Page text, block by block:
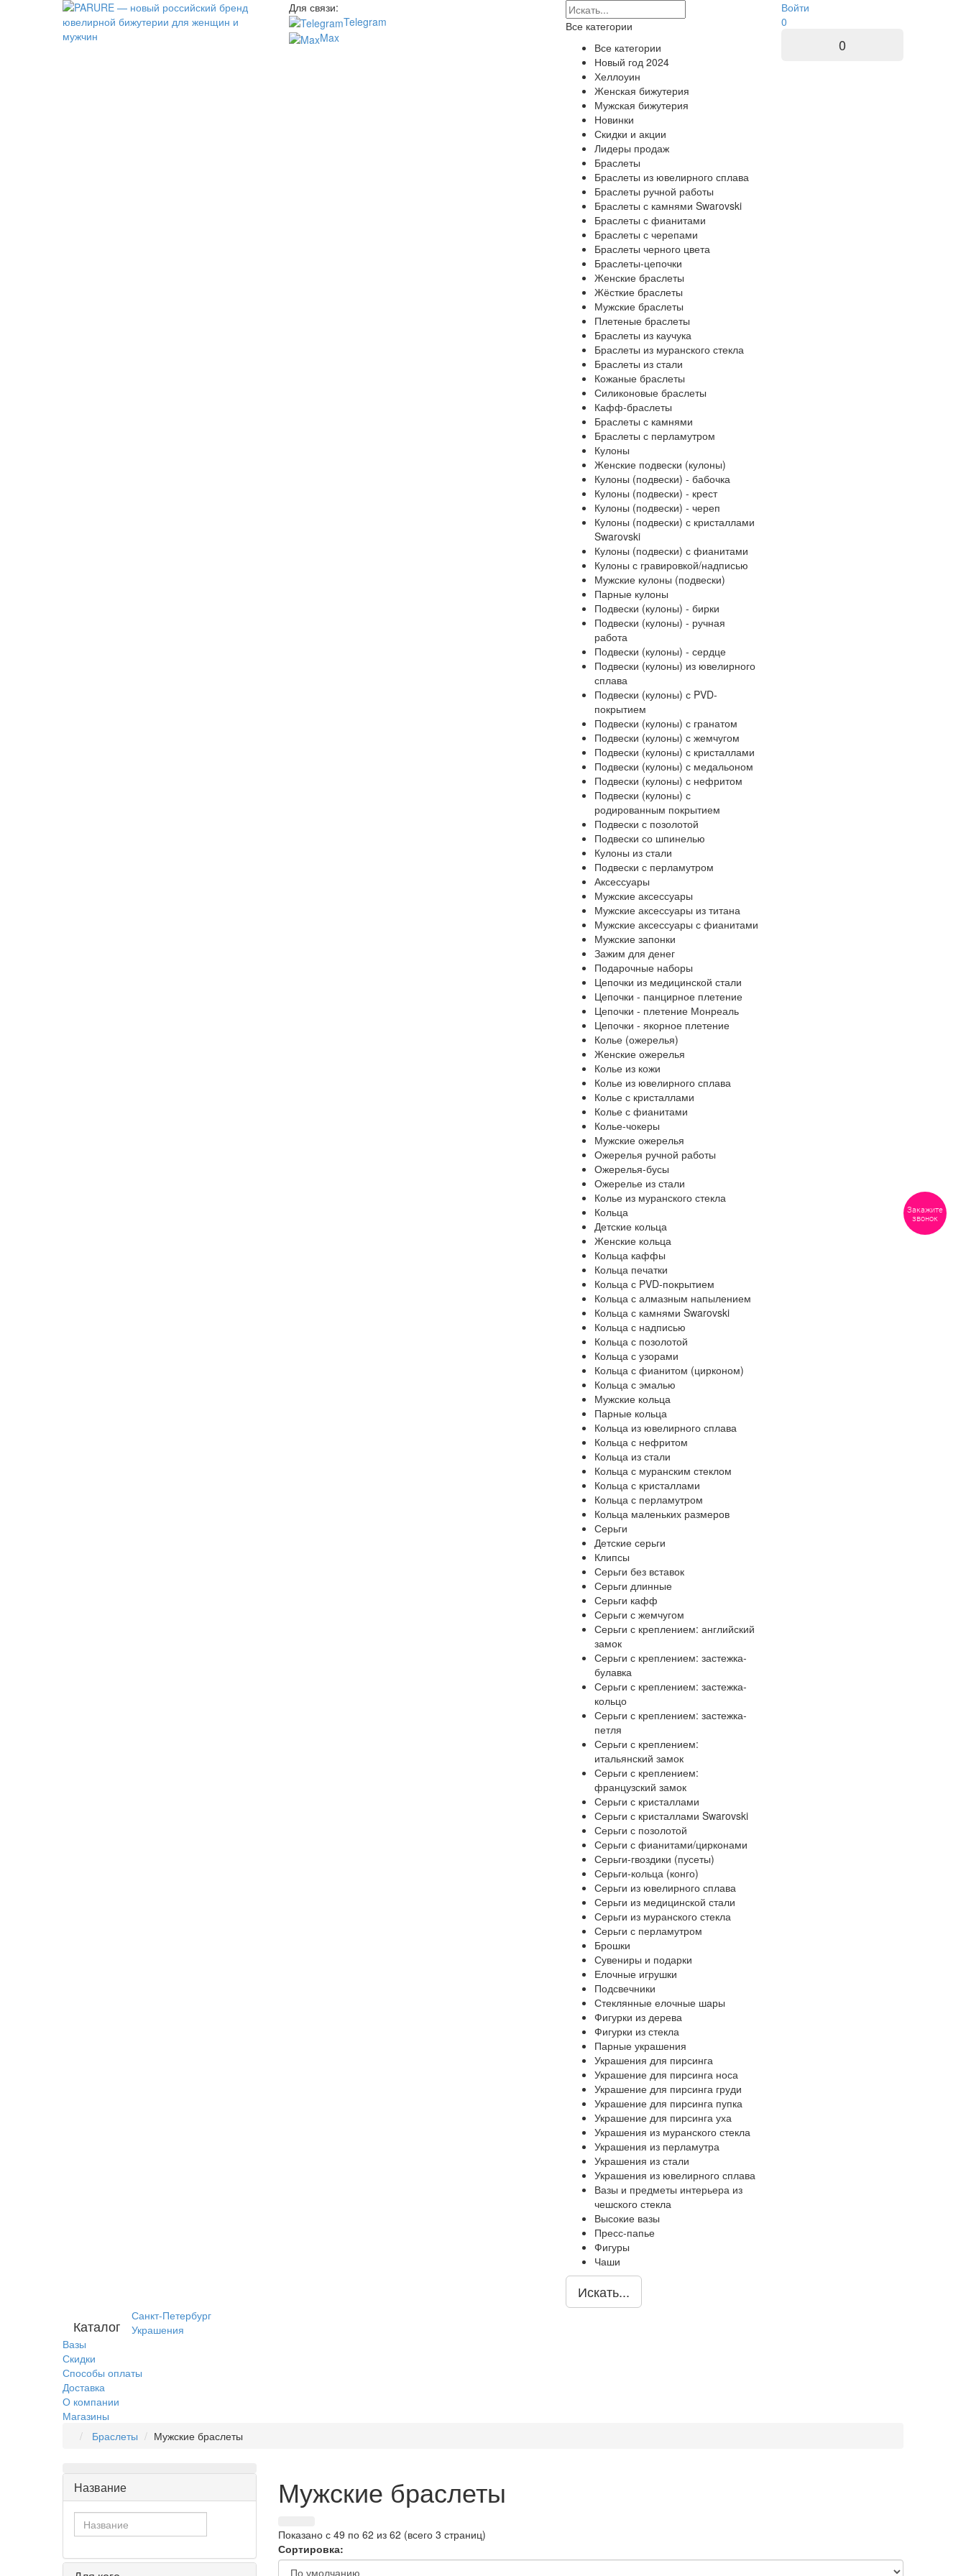
Для связи:
Telegram
Max
Все категории
Все категории
Новый год 2024
Хеллоуин
Женская бижутерия
Мужская бижутерия
Новинки
Скидки и акции
Лидеры продаж
Браслеты
Браслеты из ювелирного сплава
Браслеты ручной работы
Браслеты с камнями Swarovski
Браслеты с фианитами
Браслеты с черепами
Браслеты черного цвета
Браслеты-цепочки
Женские браслеты
Жёсткие браслеты
Мужские браслеты
Плетеные браслеты
Браслеты из каучука
Браслеты из муранского стекла
Браслеты из стали
Кожаные браслеты
Силиконовые браслеты
Кафф-браслеты
Браслеты с камнями
Браслеты с перламутром
Кулоны
Женские подвески (кулоны)
Кулоны (подвески) - бабочка
Кулоны (подвески) - крест
Кулоны (подвески) - череп
Кулоны (подвески) с кристаллами
Swarovski
Кулоны (подвески) с фианитами
Кулоны с гравировкой/надписью
Мужские кулоны (подвески)
Парные кулоны
Подвески (кулоны) - бирки
Подвески (кулоны) - ручная
работа
Подвески (кулоны) - сердце
Подвески (кулоны) из ювелирного
сплава
Подвески (кулоны) с PVD-
покрытием
Подвески (кулоны) с гранатом
Подвески (кулоны) с жемчугом
Подвески (кулоны) с кристаллами
Подвески (кулоны) с медальоном
Подвески (кулоны) с нефритом
Подвески (кулоны) с
родированным покрытием
Подвески с позолотой
Подвески со шпинелью
Кулоны из стали
Подвески с перламутром
Аксессуары
Мужские аксессуары
Мужские аксессуары из титана
Мужские аксессуары с фианитами
Мужские запонки
Зажим для денег
Подарочные наборы
Цепочки из медицинской стали
Цепочки - панцирное плетение
Цепочки - плетение Монреаль
Цепочки - якорное плетение
Колье (ожерелья)
Женские ожерелья
Колье из кожи
Колье из ювелирного сплава
Колье с кристаллами
Колье с фианитами
Колье-чокеры
Мужские ожерелья
Ожерелья ручной работы
Ожерелья-бусы
Ожерелье из стали
Колье из муранского стекла
Кольца
Детские кольца
Женские кольца
Кольца каффы
Кольца печатки
Кольца с PVD-покрытием
Кольца с алмазным напылением
Кольца с камнями Swarovski
Кольца с надписью
Кольца с позолотой
Кольца с узорами
Кольца с фианитом (цирконом)
Кольца с эмалью
Мужские кольца
Парные кольца
Кольца из ювелирного сплава
Кольца с нефритом
Кольца из стали
Кольца с муранским стеклом
Кольца с кристаллами
Кольца с перламутром
Кольца маленьких размеров
Серьги
Детские серьги
Клипсы
Серьги без вставок
Серьги длинные
Серьги кафф
Серьги с жемчугом
Серьги с креплением: английский
замок
Серьги с креплением: застежка-
булавка
Серьги с креплением: застежка-
кольцо
Серьги с креплением: застежка-
петля
Серьги с креплением:
итальянский замок
Серьги с креплением:
французский замок
Серьги с кристаллами
Серьги с кристаллами Swarovski
Серьги с позолотой
Серьги с фианитами/цирконами
Серьги-гвоздики (пусеты)
Серьги-кольца (конго)
Серьги из ювелирного сплава
Серьги из медицинской стали
Серьги из муранского стекла
Серьги с перламутром
Брошки
Сувениры и подарки
Елочные игрушки
Подсвечники
Стеклянные елочные шары
Фигурки из дерева
Фигурки из стекла
Парные украшения
Украшения для пирсинга
Украшение для пирсинга носа
Украшение для пирсинга груди
Украшение для пирсинга пупка
Украшение для пирсинга уха
Украшения из муранского стекла
Украшения из перламутра
Украшения из стали
Украшения из ювелирного сплава
Вазы и предметы интерьера из
чешского стекла
Высокие вазы
Пресс-папье
Фигуры
Чаши
Искать...
Войти
0
0
Каталог
Санкт-Петербург
Украшения
Вазы
Скидки
Способы оплаты
Доставка
О компании
Магазины
Браслеты
Мужские браслеты
Название Мужские браслеты
Показано с 49 по 62 из 62 (всего 3 страниц)
Сортировка:
Закажите